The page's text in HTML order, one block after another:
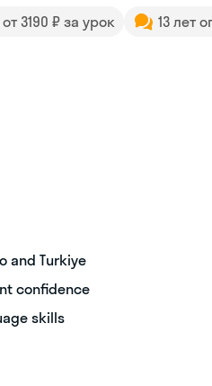
от 3190 ₽ за урок 13 лет
and Turkiye
confidence
skills